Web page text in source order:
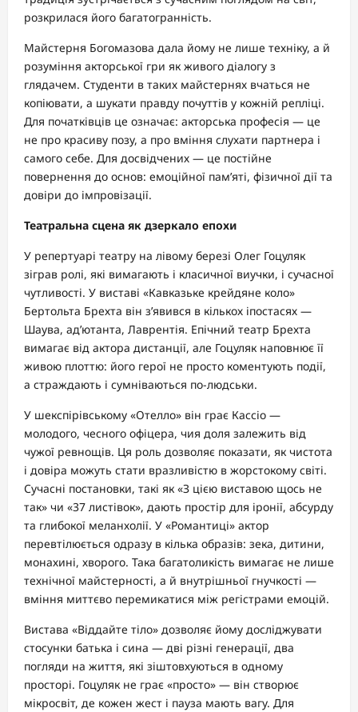
розкрилася його багатогранність.
Майстерня Богомазова дала йому не лише техніку, а й
розуміння акторської гри як живого діалогу з
глядачем. Студенти в таких майстернях вчаться не
копіювати, а шукати правду почуттів у кожній репліці.
Для початківців це означає: акторська професія — це
не про красиву позу, а про вміння слухати партнера і
самого себе. Для досвідчених — це постійне
повернення до основ: емоційної пам’яті, фізичної дії та
довіри до імпровізації.
Театральна сцена як дзеркало епохи
У репертуарі театру на лівому березі Олег Гоцуляк
зіграв ролі, які вимагають і класичної виучки, і сучасної
чутливості. У виставі «Кавказьке крейдяне коло»
Бертольта Брехта він з’явився в кількох іпостасях —
Шаува, ад’ютанта, Лаврентія. Епічний театр Брехта
вимагає від актора дистанції, але Гоцуляк наповнює її
живою плоттю: його герої не просто коментують події,
а страждають і сумніваються по-людськи.
У шекспірівському «Отелло» він грає Кассіо —
молодого, чесного офіцера, чия доля залежить від
чужої ревнощів. Ця роль дозволяє показати, як чистота
і довіра можуть стати вразливістю в жорстокому світі.
Сучасні постановки, такі як «З цією виставою щось не
так» чи «37 листівок», дають простір для іронії, абсурду
та глибокої меланхолії. У «Романтиці» актор
перевтілюється одразу в кілька образів: зека, дитини,
монахині, хворого. Така багатоликість вимагає не лише
технічної майстерності, а й внутрішньої гнучкості —
вміння миттєво перемикатися між регістрами емоцій.
Вистава «Віддайте тіло» дозволяє йому досліджувати
стосунки батька і сина — дві різні генерації, два
погляди на життя, які зіштовхуються в одному
просторі. Гоцуляк не грає «просто» — він створює
мікросвіт, де кожен жест і пауза мають вагу. Для